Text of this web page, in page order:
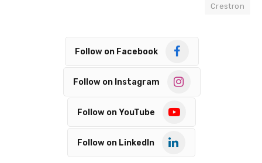
Crestron
Follow on Facebook
Follow on Instagram
Follow on YouTube
Follow on LinkedIn